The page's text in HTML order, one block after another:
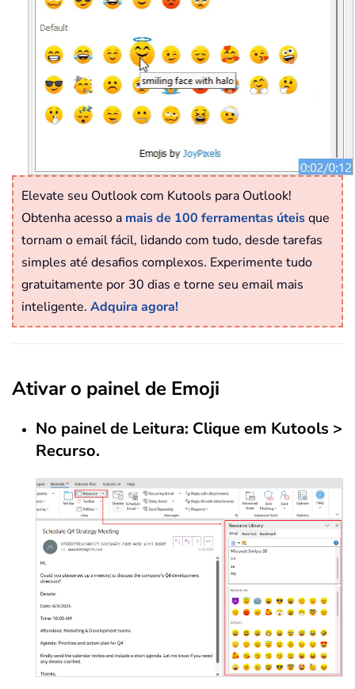
Elevate seu Outlook com Kutools para Outlook!
Obtenha acesso a mais de 100 ferramentas úteisque
tornam o email fácil, lidando com tudo, desde tarefas
simples até desafios complexos. Experimente tudo
gratuitamente por 30 dias e torne seu email mais
inteligente. Adquira agora!
Ativar o painel de Emoji
No painel de Leitura: Clique em Kutools >
Recurso.